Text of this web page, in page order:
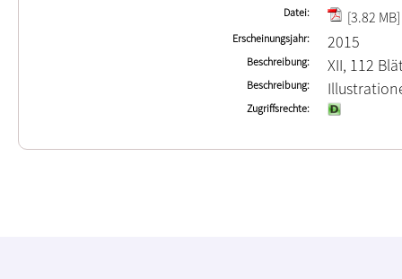
Datei [3.82 MB]
Erscheinungsjahr 2015
Beschreibung XII, 112
Beschreibung
Zugriffsrechte